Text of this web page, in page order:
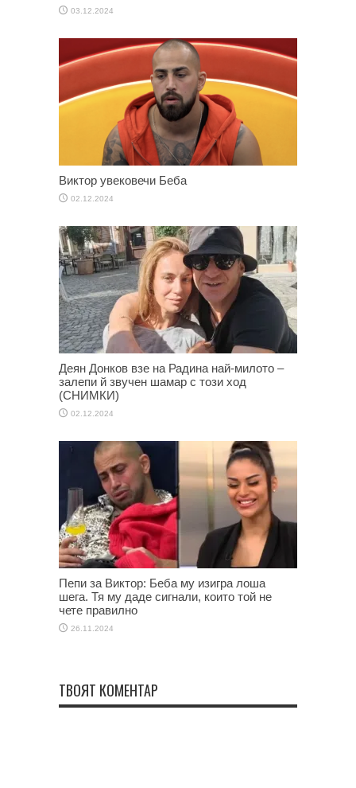
03.12.2024
Виктор увековечи Беба
02.12.2024
Деян Донков взе на Радина най-милото –
залепи й звучен шамар с този ход
(СНИМКИ)
02.12.2024
Пепи за Виктор: Беба му изигра лоша
шега. Тя му даде сигнали, които той не
чете правилно
26.11.2024
ТВОЯТ КОМЕНТАР